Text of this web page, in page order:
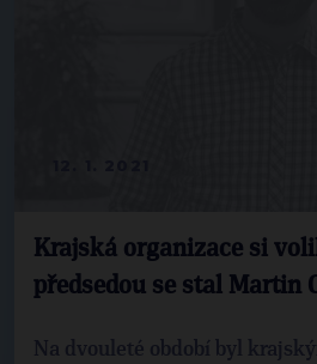
Krajská organizace si
předsedou se stal Martin
Na dvouleté období byl